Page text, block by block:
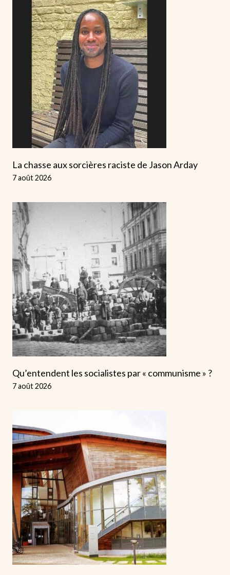
La chasse aux sorcières raciste de Jason Arday
7 août 2026
Qu’entendent les socialistes par « communisme » ?
7 août 2026